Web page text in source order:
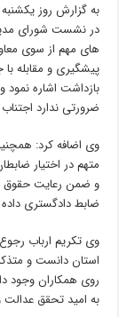
به گزارش روز
در نشست شورای
های مهم از سوی
پیشگیری و مقابله
بازداشت اشاره نمود
ضرورتی ندارد
وی اضافه کرد:
متهم در اختیار
و ضمن رعایت حقوق
ضابط دادگستری
وی تکریم ارباب
استان دانست و
روی همکاران وجود
به امید تحقق عدالت